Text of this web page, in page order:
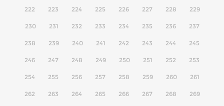
222 223 224 225 226 227 228 229
230 231 232 233 234 235 236 237
238 239 240 241 242 243 244 245
246 247 248 249 250 251 252 253
254 255 256 257 258 259 260 261
262 263 264 265 266 267 268 269